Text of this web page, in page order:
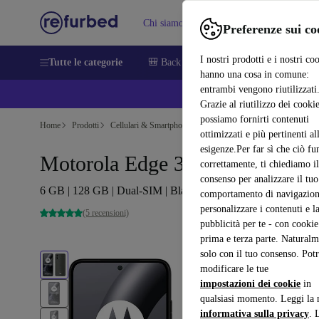
Preferenze sui
I nostri prodotti e i nostri
hanno una cosa in comune:
entrambi vengono riutilizzati.
Grazie al riutilizzo dei
possiamo fornirti contenuti
ottimizzati e più pertinenti
esigenze.Per far sì che ciò
correttamente, ti chiediamo il
consenso per analizzare il tuo
comportamento di
personalizzare i contenuti e la
pubblicità per te - con
prima e terza parte.
solo con il tuo consenso.
modificare le tue
impostazioni dei cookie in
qualsiasi momento. Leggi la
informativa sulla privacy.
Chi siamo Vendere Assistenza
Tutte le categorie 🎒 Back to school Smartphone
💰
Home Prodotti Cellulari & Smartphone Cellulari Motorola
Motorola Edge 30 Neo 5G
6 GB | 128 GB | Dual-SIM | Black Onyx
(5 recensioni)